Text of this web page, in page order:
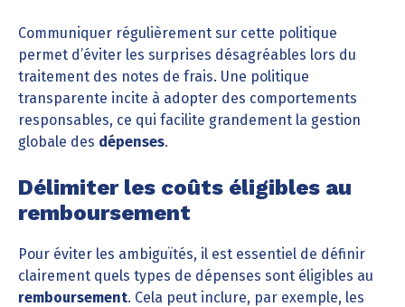
Communiquer régulièrement sur cette politique
permet d’éviter les surprises désagréables lors du
traitement des notes de frais. Une politique
transparente incite à adopter des comportements
responsables, ce qui facilite grandement la gestion
globale des dépenses.
Délimiter les coûts éligibles au
remboursement
Pour éviter les ambiguïtés, il est essentiel de définir
clairement quels types de dépenses sont éligibles au
remboursement. Cela peut inclure, par exemple, les